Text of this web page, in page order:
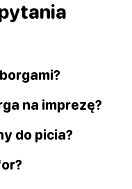
na imprezę?
do picia?